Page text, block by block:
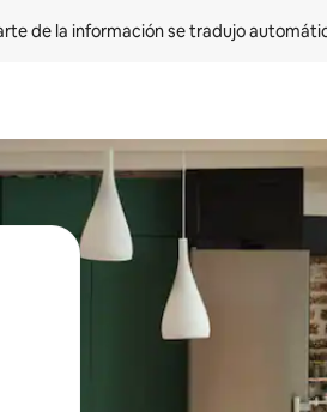
de la información se tradujo